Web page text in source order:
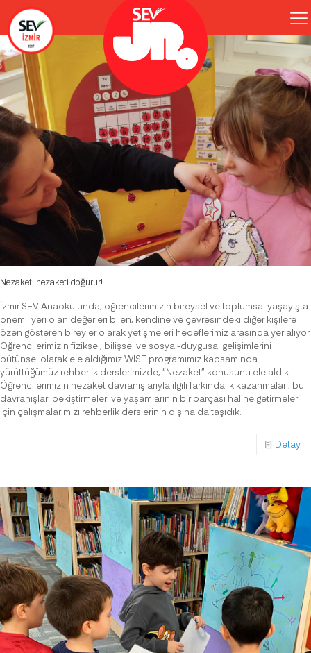
Nezaket, nezaketi doğurur!
İzmir SEV Anaokulunda, öğrencilerimizin bireysel ve toplumsal yaşayışta
önemli yeri olan değerleri bilen, kendine ve çevresindeki diğer kişilere
özen gösteren bireyler olarak yetişmeleri hedeflerimiz arasında yer alıyor.
Öğrencilerimizin fiziksel, bilişsel ve sosyal-duygusal gelişimlerini
bütünsel olarak ele aldığımız WISE programımız kapsamında
yürüttüğümüz rehberlik derslerimizde, “Nezaket” konusunu ele aldık.
Öğrencilerimizin nezaket davranışlarıyla ilgili farkındalık kazanmaları, bu
davranışları pekiştirmeleri ve yaşamlarının bir parçası haline getirmeleri
için çalışmalarımızı rehberlik derslerinin dışına da taşıdık.
Detay